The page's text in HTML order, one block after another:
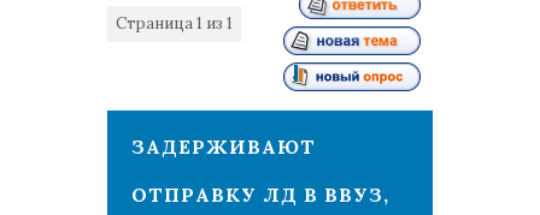
Страница1 из 1
ЗАДЕРЖИВАЮТ
ОТПРАВКУ ЛД В ВВУЗ,